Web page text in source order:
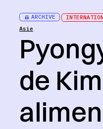
ARCHIVE
Asie
de